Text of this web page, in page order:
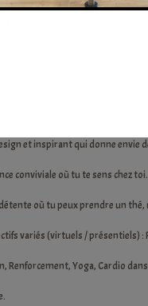
et inspirant qui donne envie
conviviale où tu te sens chez toi.
où tu peux prendre un thé,
variés (virtuels / présentiels)
Renforcement, Yoga, Cardio